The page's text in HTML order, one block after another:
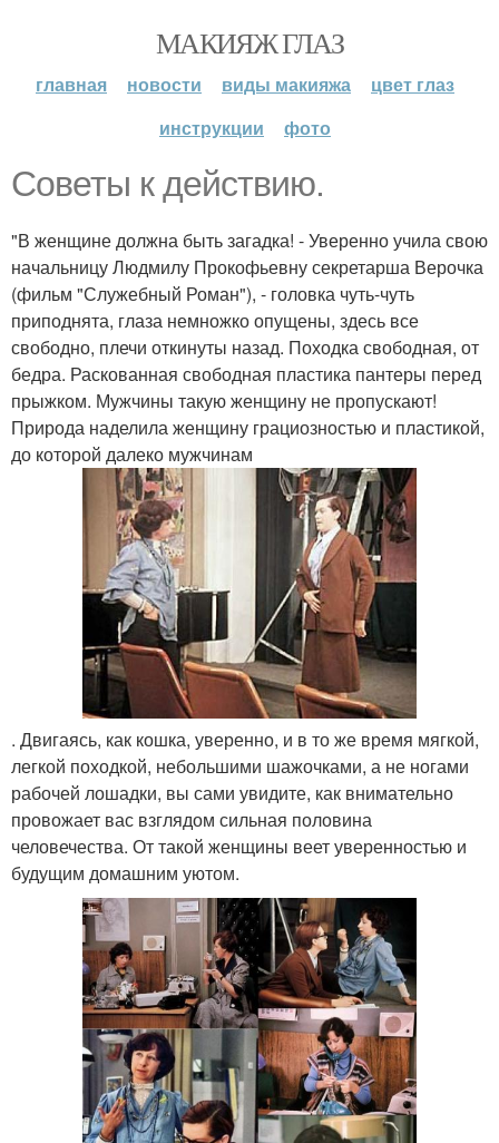
МАКИЯЖ ГЛАЗ
главная новости виды макияжа
цвет глаз
инструкции
фото
Советы к действию.
"В женщине должна быть загадка! - Уверенно учила свою
начальницу Людмилу Прокофьевну секретарша Верочка
(фильм "Служебный Роман"), - головка чуть-чуть
приподнята, глаза немножко опущены, здесь все
свободно, плечи откинуты назад. Походка свободная, от
бедра. Раскованная свободная пластика пантеры перед
прыжком. Мужчины такую женщину не пропускают!
Природа наделила женщину грациозностью и пластикой,
до которой далеко мужчинам
. Двигаясь, как кошка, уверенно, и в то же время мягкой,
легкой походкой, небольшими шажочками, а не ногами
рабочей лошадки, вы сами увидите, как внимательно
провожает вас взглядом сильная половина
человечества. От такой женщины веет уверенностью и
будущим домашним уютом.